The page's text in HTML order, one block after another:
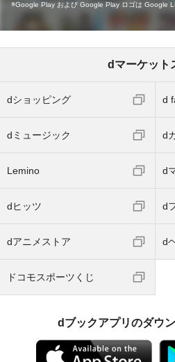
Google Play および Google Play ロゴは Google
dマーケット
dショッピング d
dミュージック d
Lemino d
dヒッツ d
dアニメストア d
ドコモスポーツくじ
dブックアプリのダウ